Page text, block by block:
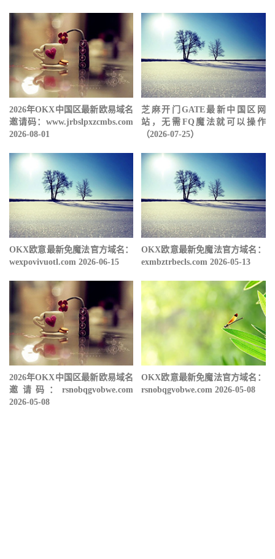
2026年OKX中国区最新欧易域名
邀请码：www.jrbslpxzcmbs.com
2026-08-01
芝麻开门GATE最新中国区网
站，无需FQ魔法就可以操作
（2026-07-25）
OKX欧意最新免魔法官方域名：
wexpovivuotl.com 2026-06-15
OKX欧意最新免魔法官方域名：
exmbztrbecls.com 2026-05-13
2026年OKX中国区最新欧易域名
邀请码：rsnobqgvobwe.com
2026-05-08
OKX欧意最新免魔法官方域名：
rsnobqgvobwe.com 2026-05-08